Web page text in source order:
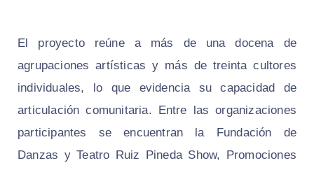
El proyecto reúne a más de una docena de
agrupaciones artísticas y más de treinta cultores
individuales, lo que evidencia su capacidad de
articulación comunitaria. Entre las organizaciones
participantes se encuentran la Fundación de
Danzas y Teatro Ruiz Pineda Show, Promociones